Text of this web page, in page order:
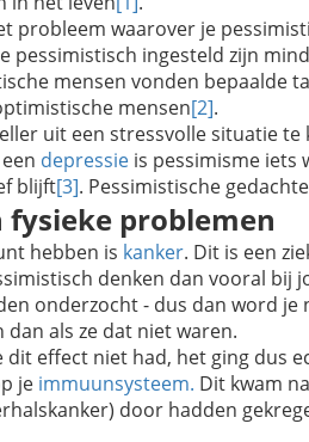
probleem waarover je
pessimistisch ingesteld zijn
mensen vonden bepaalde
mensen[2].
uit een stressvolle situatie
depressie is pessimisme iets
blijft[3]. Pessimistische
fysieke problemen
hebben is kanker. Dit is een
denken dan vooral
onderzocht - dus dan word
als ze dat niet waren.
effect niet had, het ging dus
je immuunsysteem. Dit kwam
door hadden